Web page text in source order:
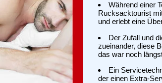
Während einer
Rucksacktourist
und erlebt eine
Der Zufall und
zueinander, diese
das war noch
Ein
der einen Extra-